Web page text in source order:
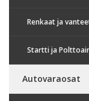
Renkaat ja
Startti ja
Autovaraosat